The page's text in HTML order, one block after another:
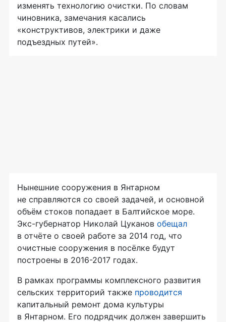
изменять технологию очистки. По словам
чиновника, замечания касались
«конструктивов, электрики и даже
подъездных путей».
Нынешние сооружения в Янтарном
не справляются со своей задачей, и основной
объём стоков попадает в Балтийское море.
Экс-губернатор Николай Цуканов обещал
в отчёте о своей работе за 2014 год, что
очистные сооружения в посёлке будут
построены в 2016-2017 годах.
В рамках программы комплексного развития
сельских территорий также проводится
капитальный ремонт дома культуры
в Янтарном. Его подрядчик должен завершить